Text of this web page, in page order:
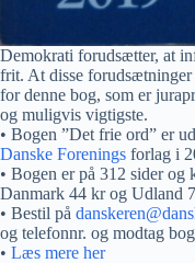
Demokrati forudsætter, at
frit. At disse
for denne bog, som er
og muligvis vigtigste.
• Bogen ”Det frie ord” er
Danske Forenings forlag i
• Bogen er på 312 sider
Danmark 44 kr og Udland
• Bestil på
og telefonnr. og modtag
• Læs mere her